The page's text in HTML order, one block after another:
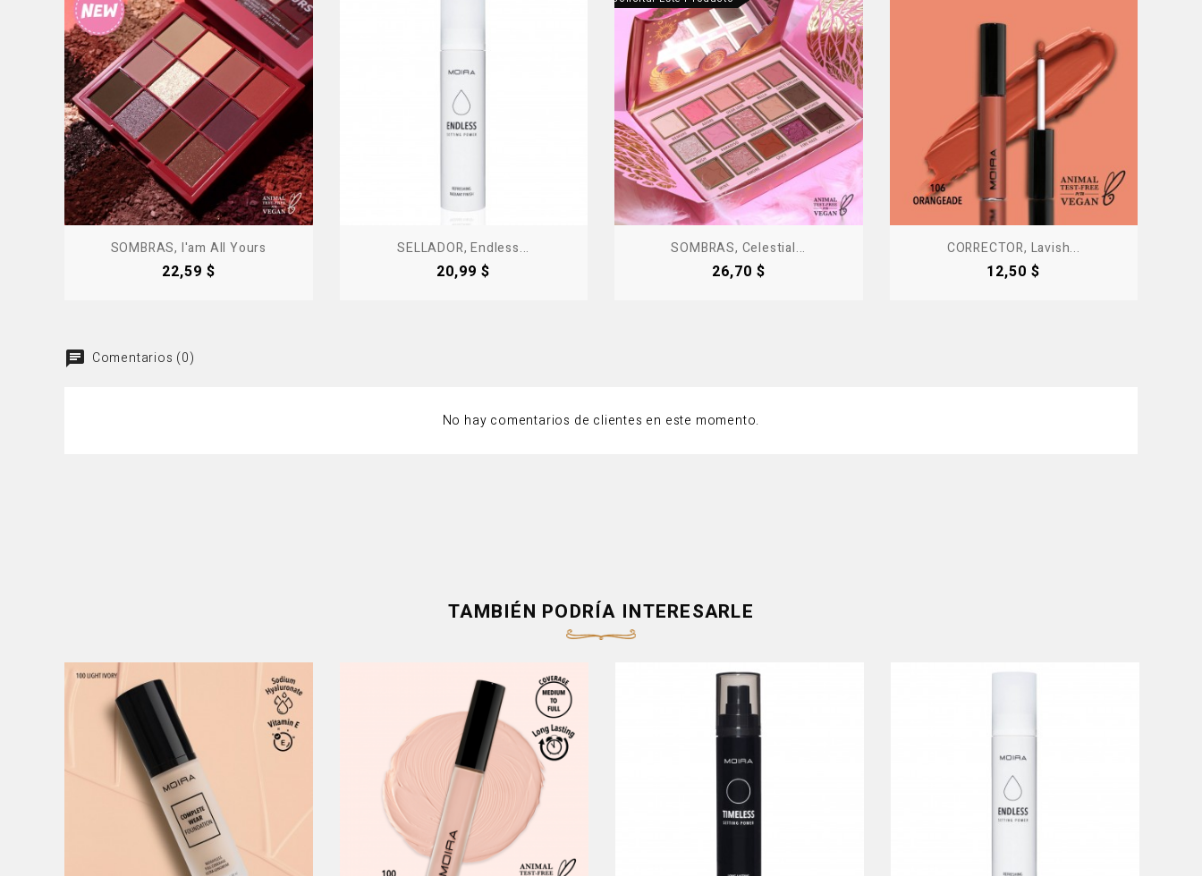
SOMBRAS, I'am All Yours
Precio
22,59 $
SELLADOR, Endless...
Precio
20,99 $
SOMBRAS, Celestial...
Precio
26,70 $
CORRECTOR, Lavish...
Precio
12,50 $
Comentarios (0)
No hay comentarios de clientes en este momento.
TAMBIÉN PODRÍA INTERESARLE